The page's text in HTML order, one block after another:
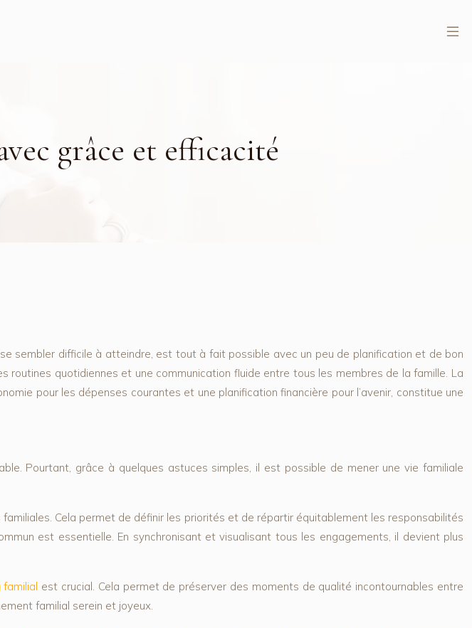
grâce et efficacité
sembler difficile à atteindre, est tout à fait possible avec un peu de planification et de bon
quotidiennes et une communication fluide entre tous les membres de la famille. La
pour les dépenses courantes et une planification financière pour l’avenir, constitue une
Pourtant, grâce à quelques astuces simples, il est possible de mener une vie familiale
Cela permet de définir les priorités et de répartir équitablement les responsabilités
est essentielle. En synchronisant et visualisant tous les engagements, il devient plus
familial est crucial. Cela permet de préserver des moments de qualité incontournables entre
familial serein et joyeux.